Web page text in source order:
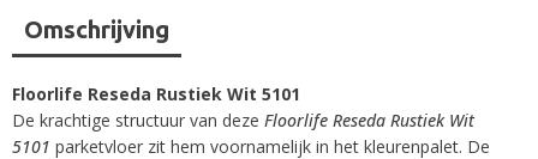
Omschrijving
Floorlife Reseda Rustiek Wit 5101
De krachtige structuur van deze Floorlife Reseda Rustiek Wit
5101 parketvloer zit hem voornamelijk in het kleurenpalet. De